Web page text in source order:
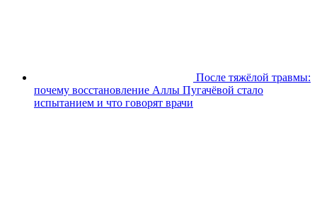
После тяжёлой травмы:
почему восстановление Аллы Пугачёвой стало
испытанием и что говорят врачи